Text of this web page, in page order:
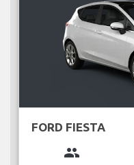
FORD FIESTA
group